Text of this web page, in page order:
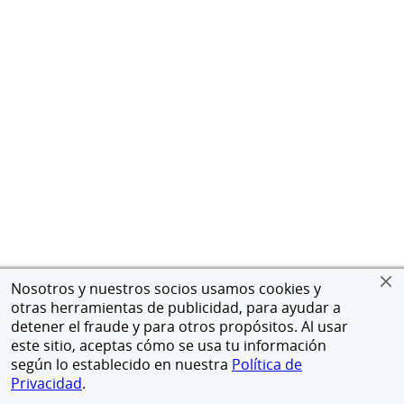
Nosotros y nuestros socios usamos cookies y
otras herramientas de publicidad, para ayudar a
detener el fraude y para otros propósitos. Al usar
este sitio, aceptas cómo se usa tu información
según lo establecido en nuestra Política de
Privacidad.